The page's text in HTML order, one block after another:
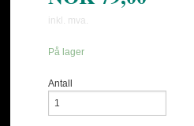
inkl. mva.
På lager
Antall